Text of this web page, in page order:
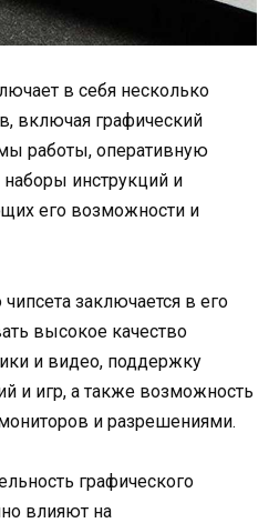
в себя несколько
включая графический
работы, оперативную
наборы инструкций и
его возможности и
заключается в его
высокое качество
и видео, поддержку
и игр, а также возможность
и разрешениями.
графического
влияют на